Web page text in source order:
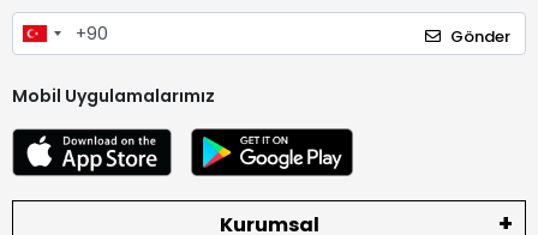
Gönder
Mobil Uygulamalarımız
Kurumsal